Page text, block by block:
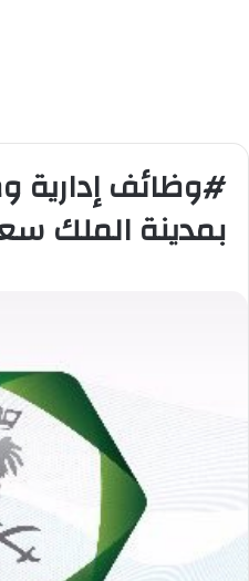
#وظائف إدارية
بمدينة الملك